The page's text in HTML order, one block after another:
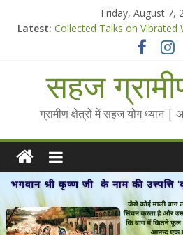
Friday, August 7,
Latest: Collected Talks on Vibrated
सहज कृषि प्रचार-प्रसार किट
Standee Designs @ 2025
Chalo Gaon Ki Or Abhiyaan
सहज
ग्रामीण क्षेत्रों में सहज योग ध्यान |